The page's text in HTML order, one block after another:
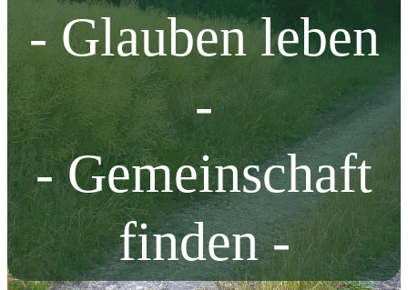
- Glauben leben
-
- Gemeinschaft
finden -